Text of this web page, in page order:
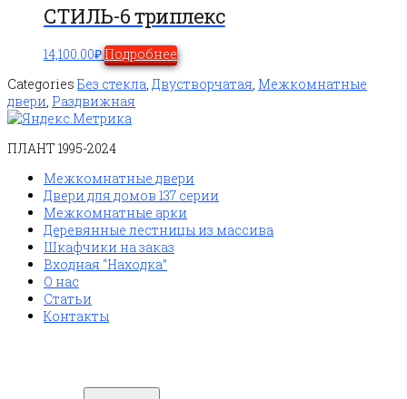
СТИЛЬ-6 триплекс
14,100.00₽ Подробнее
Categories Без стекла, Двустворчатая, Межкомнатные
двери, Раздвижная
ПЛАНТ 1995-2024
Межкомнатные двери
Двери для домов 137 серии
Межкомнатные арки
Деревянные лестницы из массива
Шкафчики на заказ
Входная “Находка”
О нас
Статьи
Контакты